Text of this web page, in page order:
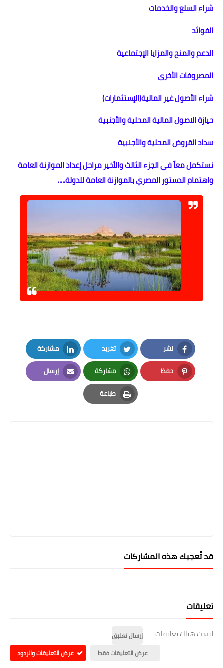
شراء السلع والخدمات
الفوائد
الدعم والمنح والمزايا الإجتماعية
المصروفات الأخرى
شراء الأصول غير المالية(الإستثمارات)
حيازة الاصول المالية المحلية والأجنبية
سداد القروض المحلية والأجنبية
نستكمل معاً في الجزء الثالث والأخير مراحل إعداد الموازنة العامة
واهتمام الدستور المصري بالموازنة العامة للدولة.....
نشر
Facebook
تغريد
Twitter
مشاركة
LinkedIn
حفظ
Pinterest
مشاركة
Whatsapp
إرسال
Email
طباعة
Print
قد تُعجبك هذه المشاركات
تعليقات
ليست هناك تعليقات
إرسال تعليق
عرض التعليقات فقط
عرض التعليقات والردود